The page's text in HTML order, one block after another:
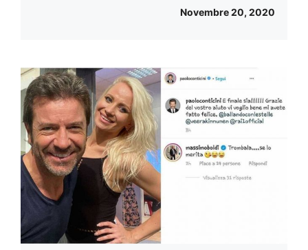
Novembre 20, 2020